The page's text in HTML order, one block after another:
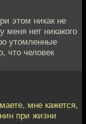
этом никак не
меня нет никакого
утомленные
что человек
мне кажется,
при жизни